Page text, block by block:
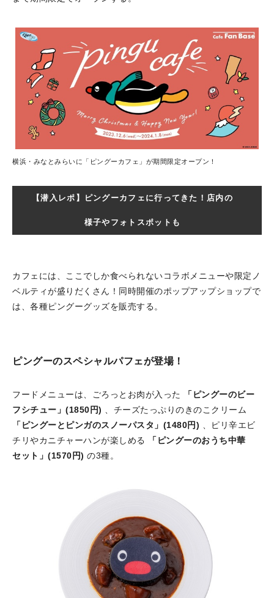
横浜・みなとみらいに「ピングーカフェ」が期間限定オープン！
【潜入レポ】ピングーカフェに行ってきた！店内の
様子やフォトスポットも
カフェには、ここでしか食べられないコラボメニューや限定ノ
ベルティが盛りだくさん！同時開催のポップアップショップで
は、各種ピングーグッズを販売する。
ピングーのスペシャルパフェが登場！
フードメニューは、ごろっとお肉が入った
「ピングーのビー
フシチュー」(1850円) 、チーズたっぷりのきのこクリーム
「ピングーとピンガのスノーパスタ」(1480円) 、ピリ辛エビ
チリやカニチャーハンが楽しめる
「ピングーのおうち中華
セット」(1570円) の3種。